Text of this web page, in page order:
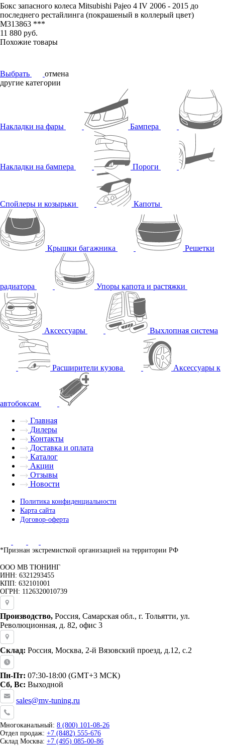
Бокс запасного колеса Mitsubishi Pajeo 4 IV 2006 - 2015 до
последнего рестайлинга (покрашеный в коллерый цвет)
M313863 ***
11 880 руб.
Похожие товары
Выбрать
отмена
другие категории
Накладки на фары Бампера
Накладки на бампера Пороги
Спойлеры и козырьки Капоты
Крышки багажника Решетки
радиатора Упоры капота и растяжки
Аксессуары Выхлопная система
Расширители кузова Аксессуары к
автобоксам
Главная
Дилеры
Контакты
Доставка и оплата
Каталог
Акции
Отзывы
Новости
Политика конфиденциальности
Карта сайта
Договор-оферта
*Признан экстремисткой организацией на территории РФ
ООО МВ ТЮНИНГ
ИНН: 6321293455
КПП: 632101001
ОГРН: 1126320010739
Производство, Россия, Самарская обл., г. Тольятти, ул.
Революционная, д. 82, офис 3
Склад: Россия, Москва, 2-й Вязовский проезд, д.12, с.2
Пн-Пт: 07:30-18:00 (GMT+3 МСК)
Сб, Вс: Выходной
sales@mv-tuning.ru
Многоканальный: 8 (800) 101-08-26
Отдел продаж: +7 (8482) 555-676
Склад Москва: +7 (495) 085-00-86